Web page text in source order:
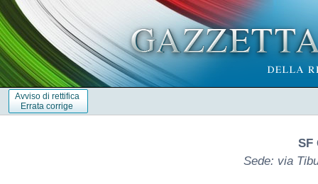
Avviso di rettifica
Errata corrige
SF
Sede: via